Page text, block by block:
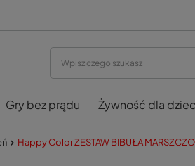
Gry bez prądu Żywność dla
Happy Color ZESTAW BIBUŁA